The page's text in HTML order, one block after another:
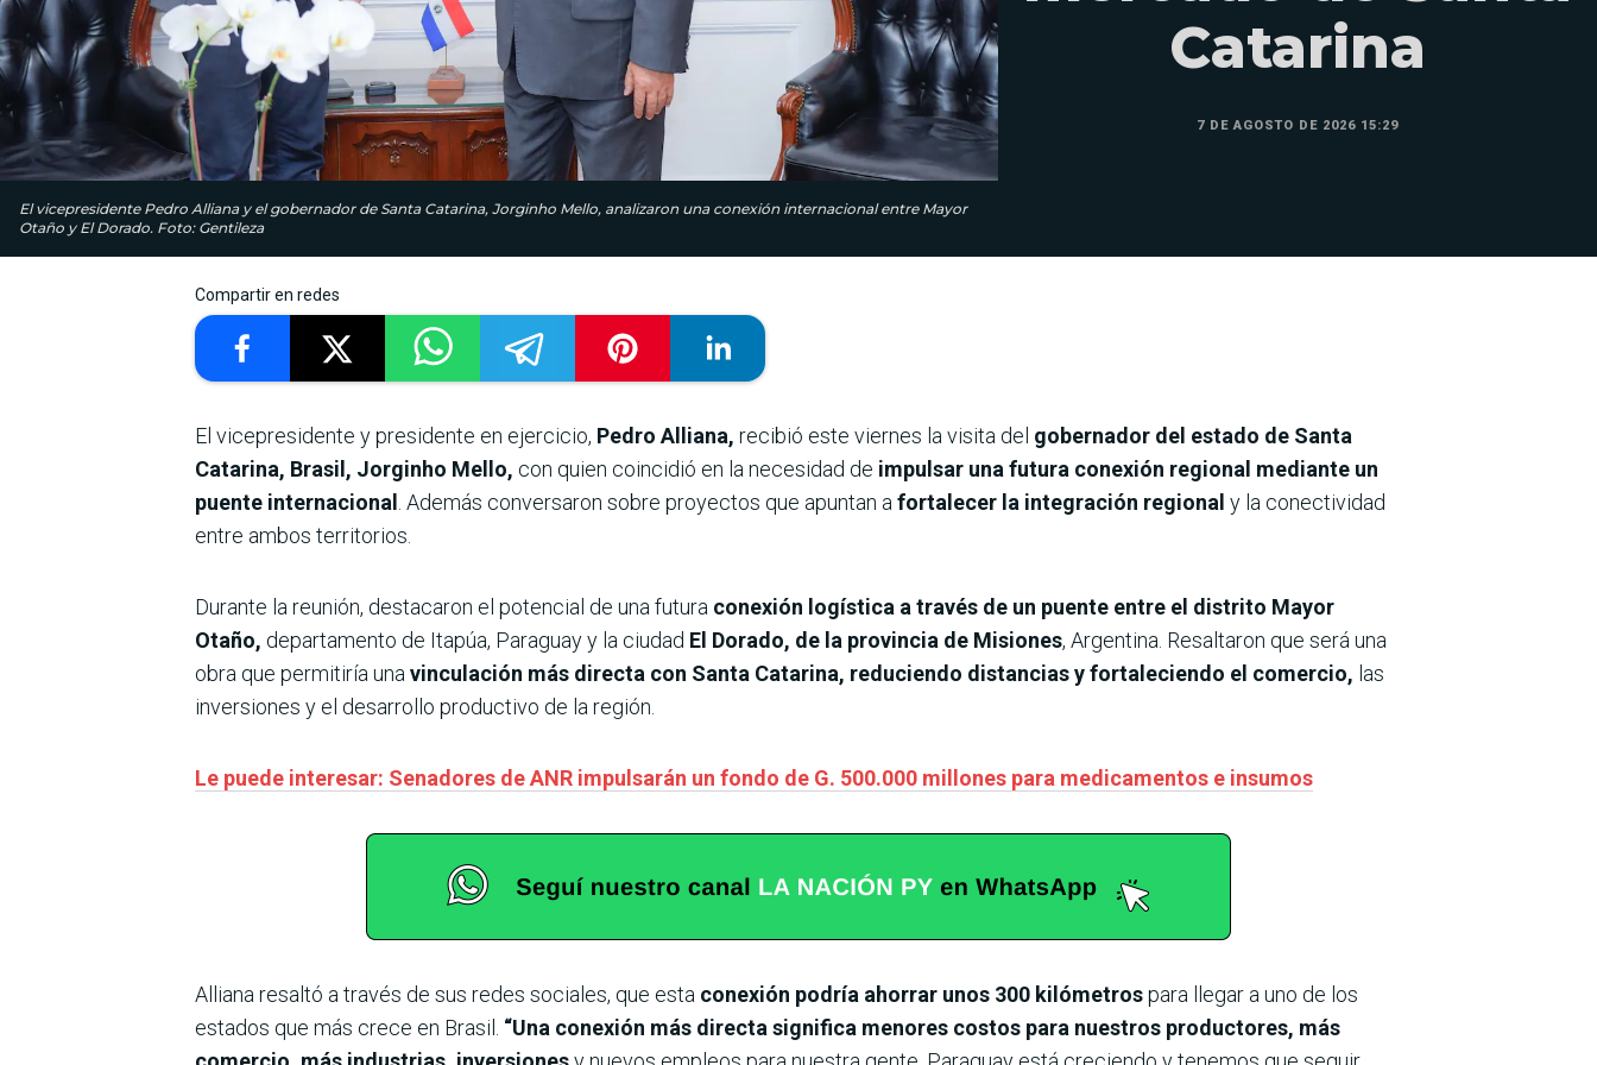
El vicepresidente Pedro Alliana y el gobernador de Santa Catarina, Jorginho Mello, analizaron una conexión internacional entre Mayor
Otaño y El Dorado. Foto: Gentileza
Catarina
7 DE AGOSTO DE 2026 15:29
Compartir en redes
El vicepresidente y presidente en ejercicio, Pedro Alliana, recibió este viernes la visita del gobernador del estado de Santa
Catarina, Brasil, Jorginho Mello, con quien coincidió en la necesidad de impulsar una futura conexión regional mediante un
puente internacional . Además conversaron sobre proyectos que apuntan a fortalecer la integración regional y la conectividad
entre ambos territorios.
Durante la reunión, destacaron el potencial de una futura conexión logística a través de un puente entre el distrito Mayor
Otaño, departamento de Itapúa, Paraguay y la ciudad El Dorado, de la provincia de Misiones, Argentina. Resaltaron que será una
obra que permitiría una vinculación más directa con Santa Catarina, reduciendo distancias y fortaleciendo el comercio, las
inversiones y el desarrollo productivo de la región.
Le puede interesar: Senadores de ANR impulsarán un fondo de G. 500.000 millones para medicamentos e insumos
Alliana resaltó a través de sus redes sociales, que esta conexión podría ahorrar unos 300 kilómetrospara llegar a uno de los
estados que más crece en Brasil. “Una conexión más directa significa menores costos para nuestros productores, más